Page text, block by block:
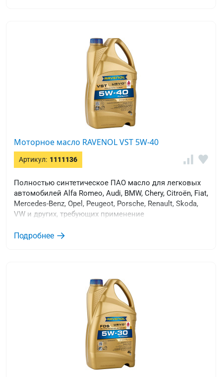
Моторное масло RAVENOL VST 5W-40
Артикул: 1111136
Полностью синтетическое ПАО масло для легковых
автомобилей Alfa Romeo, Audi, BMW, Chery, Citroën, Fiat,
Mercedes-Benz, Opel, Peugeot, Porsche, Renault, Skoda,
VW и других, требующих применение
Подробнее